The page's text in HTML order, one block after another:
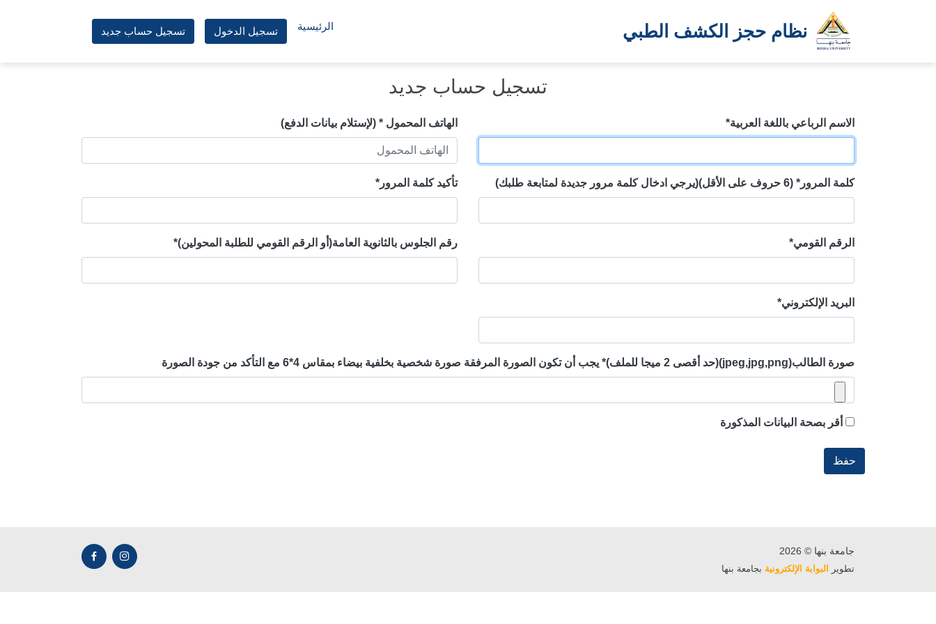
نظام حجز الكشف الطبي الرئيسية تسجيل الدخول تسجيل حساب جديد
تسجيل حساب جديد
الاسم الرباعي باللغة العربية* الهاتف المحمول * (لإستلام بيانات الدفع)
كلمة المرور* (6 حروف على الأقل)(يرجي ادخال كلمة مرور جديدة لمتابعة طلبك) تأكيد كلمة المرور*
الرقم القومي* رقم الجلوس بالثانوية العامة(أو الرقم القومي للطلبة المحولين)*
البريد الإلكتروني*
صورة الطالب(jpeg,jpg,png)(حد أقصى 2 ميجا للملف)* يجب أن تكون الصورة المرفقة صورة شخصية بخلفية بيضاء بمقاس 4*6 مع التأكد من جودة الصورة
أقر بصحة البيانات المذكورة
حفظ
جامعة بنها © 2026
تطوير البوابة الإلكترونية بجامعة بنها